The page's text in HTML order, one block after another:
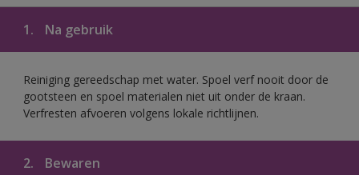
1. Na gebruik
Reiniging gereedschap met water. Spoel verf nooit door de
gootsteen en spoel materialen niet uit onder de kraan.
Verfresten afvoeren volgens lokale richtlijnen.
2. Bewaren